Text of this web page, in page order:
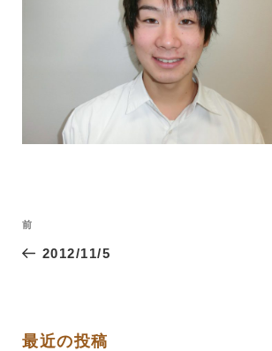
投
ナ
ー
過
去
前
2012/11/5
最近の投稿